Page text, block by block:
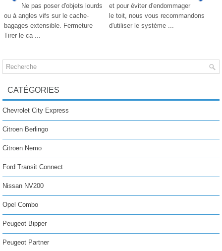
Ne pas poser d'objets lourds
ou à angles vifs sur le cache-
bagages extensible. Fermeture
Tirer le ca ...
et pour éviter d'endommager
le toit, nous vous recommandons
d'utiliser le système ...
CATÉGORIES
Chevrolet City Express
Citroen Berlingo
Citroen Nemo
Ford Transit Connect
Nissan NV200
Opel Combo
Peugeot Bipper
Peugeot Partner